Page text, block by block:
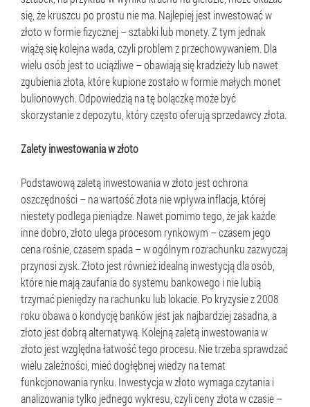
się, że kruszcu po prostu nie ma. Najlepiej jest inwestować w
złoto w formie fizycznej – sztabki lub monety. Z tym jednak
wiążę się kolejna wada, czyli problem z przechowywaniem. Dla
wielu osób jest to uciążliwe – obawiają się kradzieży lub nawet
zgubienia złota, które kupione zostało w formie małych monet
bulionowych. Odpowiedzią na tę bolączkę może być
skorzystanie z depozytu, który często oferują sprzedawcy złota.
Zalety inwestowania w złoto
Podstawową zaletą inwestowania w złoto jest ochrona
oszczędności – na wartość złota nie wpływa inflacja, której
niestety podlega pieniądze. Nawet pomimo tego, że jak każde
inne dobro, złoto ulega procesom rynkowym – czasem jego
cena rośnie, czasem spada – w ogólnym rozrachunku zazwyczaj
przynosi zysk. Złoto jest również idealną inwestycją dla osób,
które nie mają zaufania do systemu bankowego i nie lubią
trzymać pieniędzy na rachunku lub lokacie. Po kryzysie z 2008
roku obawa o kondycję banków jest jak najbardziej zasadna, a
złoto jest dobrą alternatywą. Kolejną zaletą inwestowania w
złoto jest względna łatwość tego procesu. Nie trzeba sprawdzać
wielu zależności, mieć dogłębnej wiedzy na temat
funkcjonowania rynku. Inwestycja w złoto wymaga czytania i
analizowania tylko jednego wykresu, czyli ceny złota w czasie –